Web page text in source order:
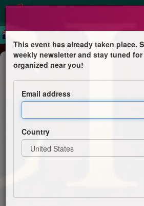
Dance Show
Racines et Échos
- Ensemble de danse Nairi -
This event has already taken place.
weekly newsletter and stay tuned
organized near you!
Email address
Country